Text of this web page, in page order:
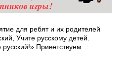
для ребят и их родителей
Учите русскому детей.
Приветствуем